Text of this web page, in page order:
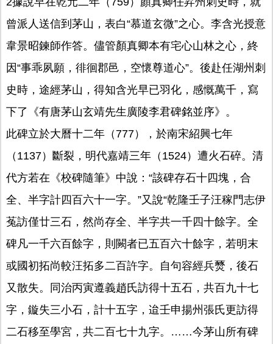
曾派人送信到茅山，表白“慕道玄微”之心。李含光授意
韋景昭鍊師作答。儘管顏真卿本有宅心山林之心，終
因“事乖夙願，徘徊郡邑，空懷尊道心”。後赴任湖州刺
史時，途經茅山，得知含光早已羽化，感慨萬千，寫
下了《有唐茅山玄靖先生廣陵李君碑銘並序》。
此碑立於大曆十二年（777），於南宋紹興七年
（1137）斷裂，明代嘉靖三年（1524）遭火石碎。清
代方若在《校碑隨筆》中說：“該碑存石十四塊，合
全、半字計四百六十一字。”又說“乾隆壬子汪稼門志伊
菟訪僅廿三石，然尚存全、半字共一千四十餘字。全
碑凡一千六百餘字，則闕者已五百六十餘字，若明末
或國初拓尚較汪拓多二百許字。自句容經兵燹，後石
又散失。同治丙寅遵義趙氏訪得十五石，共百九十七
字，鏇失三小石，計十五字，迨壬申揚州張氏更訪得
二石移至學宮，共二百七十九字。……今茅山所有碑